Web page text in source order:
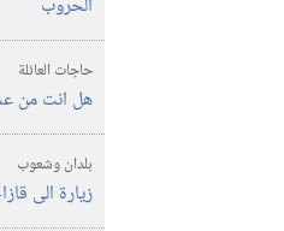
الحروب
حاجات العائلة
هل انت من
بلدان وشعوب
زيارة الى